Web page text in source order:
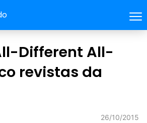
Different All-
revistas da
26/10/2015